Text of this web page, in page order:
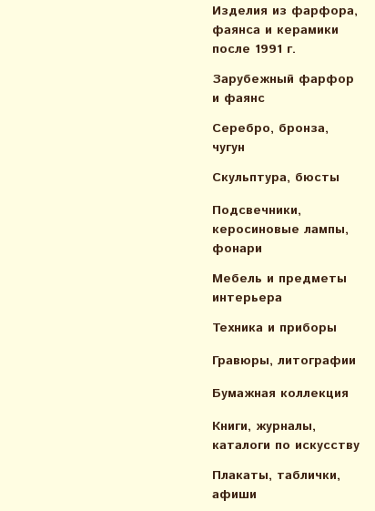
Изделия из фарфора,
фаянса и керамики
после 1991 г.
Зарубежный фарфор
и фаянс
Серебро, бронза,
чугун
Скульптура, бюсты
Подсвечники,
керосиновые лампы,
фонари
Мебель и предметы
интерьера
Техника и приборы
Гравюры, литографии
Бумажная коллекция
Книги, журналы,
каталоги по искусcтву
Плакаты, таблички,
афиши